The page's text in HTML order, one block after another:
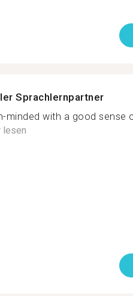
Sprachlernpartner
minded with a good sense
lesen